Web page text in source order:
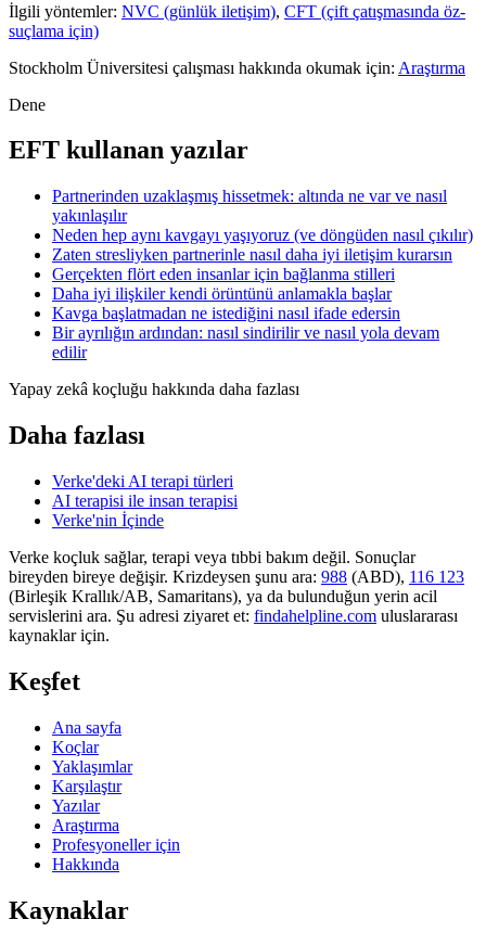
İlgili yöntemler: NVC (günlük iletişim), CFT (çift çatışmasında öz-
suçlama için)
Stockholm Üniversitesi çalışması hakkında okumak için: Araştırma
Dene
EFT kullanan yazılar
Partnerinden uzaklaşmış hissetmek: altında ne var ve nasıl
yakınlaşılır
Neden hep aynı kavgayı yaşıyoruz (ve döngüden nasıl çıkılır)
Zaten stresliyken partnerinle nasıl daha iyi iletişim kurarsın
Gerçekten flört eden insanlar için bağlanma stilleri
Daha iyi ilişkiler kendi örüntünü anlamakla başlar
Kavga başlatmadan ne istediğini nasıl ifade edersin
Bir ayrılığın ardından: nasıl sindirilir ve nasıl yola devam
edilir
Yapay zekâ koçluğu hakkında daha fazlası
Daha fazlası
Verke'deki AI terapi türleri
AI terapisi ile insan terapisi
Verke'nin İçinde
Verke koçluk sağlar, terapi veya tıbbi bakım değil. Sonuçlar
bireyden bireye değişir. Krizdeysen şunu ara: 988 (ABD), 116 123
(Birleşik Krallık/AB, Samaritans), ya da bulunduğun yerin acil
servislerini ara. Şu adresi ziyaret et: findahelpline.com uluslararası
kaynaklar için.
Keşfet
Ana sayfa
Koçlar
Yaklaşımlar
Karşılaştır
Yazılar
Araştırma
Profesyoneller için
Hakkında
Kaynaklar